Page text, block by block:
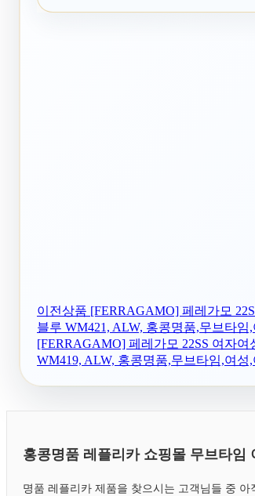
이전상품 [FERRAGAMO] 페레가모
블루 WM421, ALW, 홍콩명품,무브타
[FERRAGAMO] 페레가모 22SS 여자
WM419, ALW, 홍콩명품,무브타임,여성
홍콩명품 레플리카 쇼핑몰 무브타임
명품 레플리카 제품을 찾으시는 고객님들 중